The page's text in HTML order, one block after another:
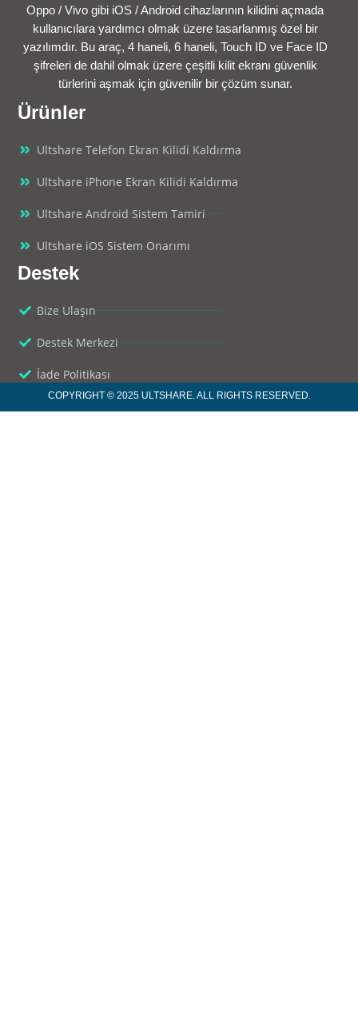
Oppo / Vivo gibi iOS / Android cihazlarının kilidini açmada
kullanıcılara yardımcı olmak üzere tasarlanmış özel bir
yazılımdır. Bu araç, 4 haneli, 6 haneli, Touch ID ve Face ID
şifreleri de dahil olmak üzere çeşitli kilit ekranı güvenlik
türlerini aşmak için güvenilir bir çözüm sunar.
Ürünler
Ultshare Telefon Ekran Kilidi Kaldırma
Ultshare iPhone Ekran Kilidi Kaldırma
Ultshare Android Sistem Tamiri
Ultshare iOS Sistem Onarımı
Destek
Bize Ulaşın
Destek Merkezi
İade Politikası
COPYRIGHT © 2025 ULTSHARE. ALL RIGHTS RESERVED.